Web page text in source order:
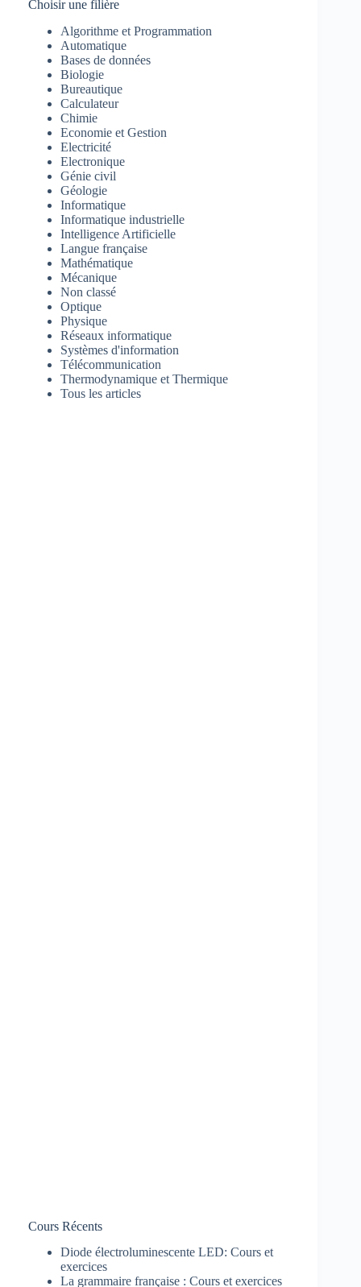
Choisir une filière
Algorithme et Programmation
Automatique
Bases de données
Biologie
Bureautique
Calculateur
Chimie
Economie et Gestion
Electricité
Electronique
Génie civil
Géologie
Informatique
Informatique industrielle
Intelligence Artificielle
Langue française
Mathématique
Mécanique
Non classé
Optique
Physique
Réseaux informatique
Systèmes d'information
Télécommunication
Thermodynamique et Thermique
Tous les articles
Cours Récents
Diode électroluminescente LED: Cours et
exercices
La grammaire française : Cours et exercices